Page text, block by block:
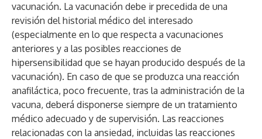
vacunación. La vacunación debe ir precedida de una
revisión del historial médico del interesado
(especialmente en lo que respecta a vacunaciones
anteriores y a las posibles reacciones de
hipersensibilidad que se hayan producido después de la
vacunación). En caso de que se produzca una reacción
anafiláctica, poco frecuente, tras la administración de la
vacuna, deberá disponerse siempre de un tratamiento
médico adecuado y de supervisión. Las reacciones
relacionadas con la ansiedad, incluidas las reacciones